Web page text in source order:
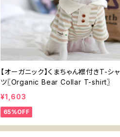
【オーガニック】くまちゃん襟付きT-シャ
ツ〖Organic Bear Collar T-shirt〗
¥1,603
65%OFF